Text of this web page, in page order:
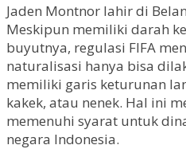
Jaden Montnor lahir di
Meskipun memiliki darah
buyutnya, regulasi FIFA
naturalisasi hanya bisa
memiliki garis keturunan
kakek, atau nenek. Hal ini
memenuhi syarat untuk
negara Indonesia.